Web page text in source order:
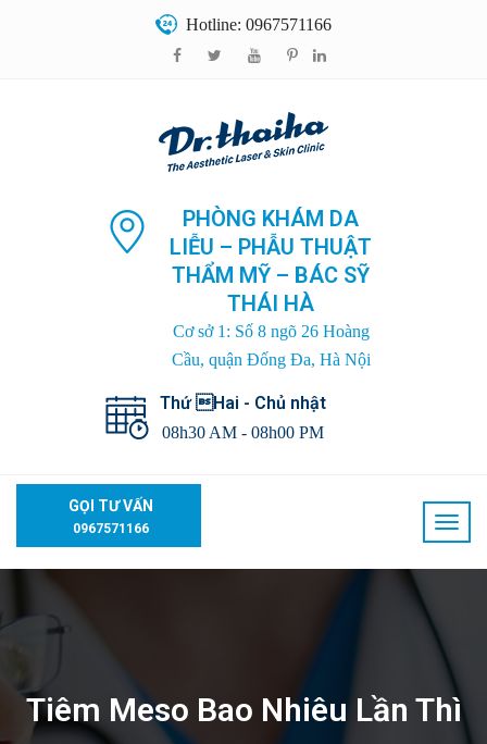
Hotline: 0967571166
PHÒNG KHÁM DA
LIỄU – PHẪU THUẬT
THẨM MỸ – BÁC SỸ
THÁI HÀ
Cơ sở 1: Số 8 ngõ 26 Hoàng
Cầu, quận Đống Đa, Hà Nội
Thứ Hai - Chủ nhật
08h30 AM - 08h00 PM
GỌI TƯ VẤN
0967571166
Tiêm Meso Bao Nhiêu Lần Thì